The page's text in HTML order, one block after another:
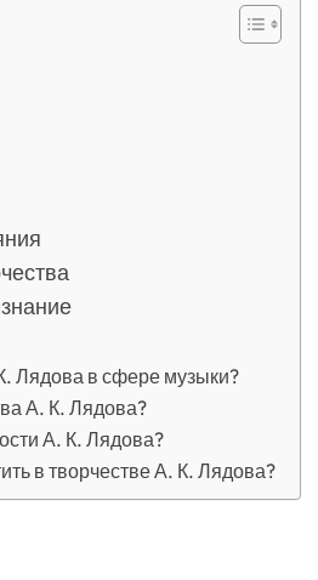
Лядова в сфере музыки?
А. К. Лядова?
А. К. Лядова?
в творчестве А. К. Лядова?